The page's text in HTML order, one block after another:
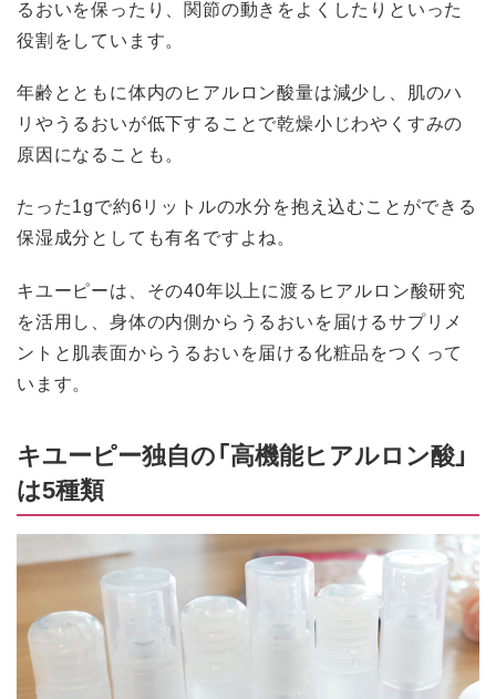
るおいを保ったり、関節の動きをよくしたりといった
役割をしています。
年齢とともに体内のヒアルロン酸量は減少し、肌のハ
リやうるおいが低下することで乾燥小じわやくすみの
原因になることも。
たった1gで約6リットルの水分を抱え込むことができる
保湿成分としても有名ですよね。
キユーピーは、その40年以上に渡るヒアルロン酸研究
を活用し、身体の内側からうるおいを届けるサプリメ
ントと肌表面からうるおいを届ける化粧品をつくって
います。
キユーピー独自の「高機能ヒアルロン酸」
は5種類